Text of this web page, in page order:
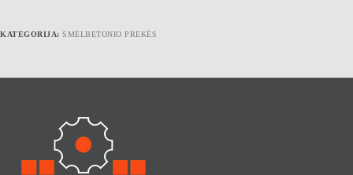
KATEGORIJA: SMĖLBETONIO PREKĖS